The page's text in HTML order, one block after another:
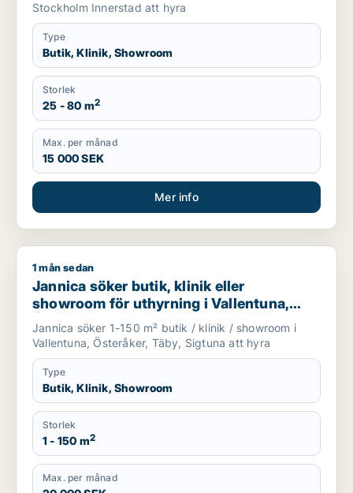
Stockholm Innerstad att hyra
Type
Butik, Klinik, Showroom
Storlek
25 - 80 m2
Max. per månad
15 000 SEK
Mer info
Jannica söker butik, klinik eller showroom för uthyrning i
1 mån sedan
Jannica söker butik, klinik eller
showroom för uthyrning i Vallentuna,
Österåker eller Täby m.fl.
Jannica söker 1-150 m² butik / klinik / showroom i
Vallentuna, Österåker, Täby, Sigtuna att hyra
Type
Butik, Klinik, Showroom
Storlek
1 - 150 m2
Max. per månad